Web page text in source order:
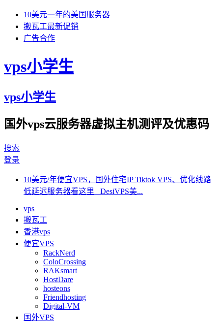
10美元一年的美国服务器
搬瓦工最新促销
广告合作
vps小学生
vps小学生
国外vps云服务器虚拟主机测评及优惠码
搜索
登录
10美元/年便宜VPS，国外住宅IP Tiktok VPS、优化线路
低延迟服务器看这里 DesiVPS美...
vps
搬瓦工
香港vps
便宜VPS
RackNerd
ColoCrossing
RAKsmart
HostDare
hosteons
Friendhosting
Digital-VM
国外VPS